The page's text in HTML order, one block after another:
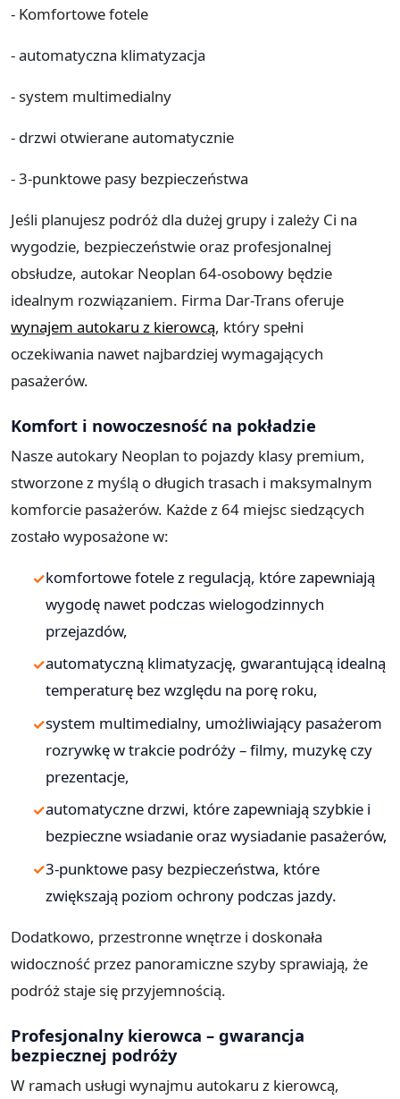
- Komfortowe fotele
- automatyczna klimatyzacja
- system multimedialny
- drzwi otwierane automatycznie
- 3-punktowe pasy bezpieczeństwa
Jeśli planujesz podróż dla dużej grupy i zależy Ci na
wygodzie, bezpieczeństwie oraz profesjonalnej
obsłudze, autokar Neoplan 64-osobowy będzie
idealnym rozwiązaniem. Firma Dar-Trans oferuje
wynajem autokaru z kierowcą, który spełni
oczekiwania nawet najbardziej wymagających
pasażerów.
Komfort i nowoczesność na pokładzie
Nasze autokary Neoplan to pojazdy klasy premium,
stworzone z myślą o długich trasach i maksymalnym
komforcie pasażerów. Każde z 64 miejsc siedzących
zostało wyposażone w:
komfortowe fotele z regulacją, które zapewniają
wygodę nawet podczas wielogodzinnych
przejazdów,
automatyczną klimatyzację, gwarantującą idealną
temperaturę bez względu na porę roku,
system multimedialny, umożliwiający pasażerom
rozrywkę w trakcie podróży – filmy, muzykę czy
prezentacje,
automatyczne drzwi, które zapewniają szybkie i
bezpieczne wsiadanie oraz wysiadanie pasażerów,
3-punktowe pasy bezpieczeństwa, które
zwiększają poziom ochrony podczas jazdy.
Dodatkowo, przestronne wnętrze i doskonała
widoczność przez panoramiczne szyby sprawiają, że
podróż staje się przyjemnością.
Profesjonalny kierowca – gwarancja
bezpiecznej podróży
W ramach usługi wynajmu autokaru z kierowcą,